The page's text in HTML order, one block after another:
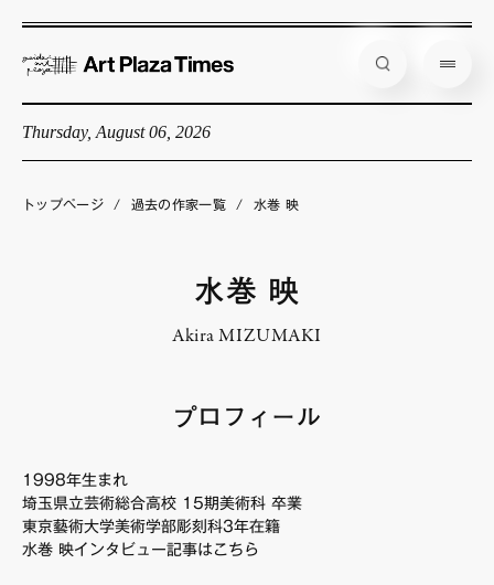
Thursday, August 06, 2026
企画展情報
アーティスト
FAQ・お問い合わせ
トップページ / 過去の作家一覧 / 水巻 映
水巻 映
Akira MIZUMAKI
プロフィール
1998年生まれ
埼玉県立芸術総合高校 15期美術科 卒業
東京藝術大学美術学部彫刻科3年在籍
水巻 映インタビュー記事はこちら